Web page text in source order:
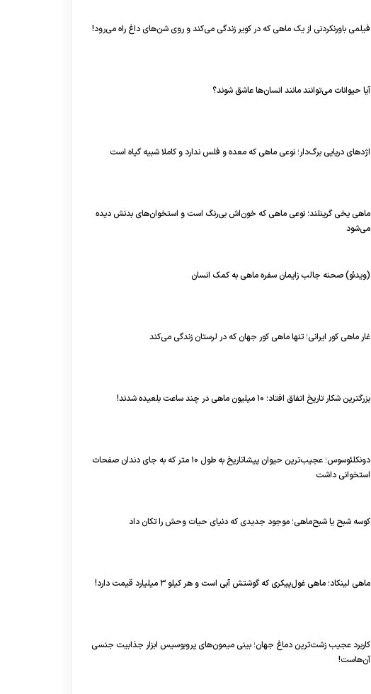
فیلمی باورنکردنی از یک ماهی که در کویر زندگی می‌کند و روی شن‌های داغ راه می‌رود!
آیا حیوانات می‌توانند مانند انسان‌ها عاشق شوند؟
اژد‌های دریایی برگ‌دار؛ نوعی ماهی که معده و فلس ندارد و کاملا شبیه گیاه است
ماهی یخی گرینلند؛ نوعی ماهی که خون‌اش بی‌رنگ است و استخوان‌های بدنش دیده
می‌شود
(ویدئو) صحنه جالب زایمان سفره ماهی به کمک انسان
غار ماهی کور ایرانی؛ تنها ماهی کور جهان که در لرستان زندگی می‌کند
بزرگترین شکار تاریخ اتفاق افتاد؛ ۱۰ میلیون ماهی در چند ساعت بلعیده شدند!
دونکلئوسوس؛ عجیب‌ترین حیوان پیشاتاریخ به طول ۱۰ متر که به جای دندان صفحات
استخوانی داشت
کوسه شبح یا شبح‌ماهی؛ موجود جدیدی که دنیای حیات وحش را تکان داد
ماهی لینکاد؛ ماهی غول‌پیکری که گوشتش آبی است و هر کیلو ۳ میلیارد قیمت دارد!
کاربرد عجیب زشت‌ترین دماغ جهان؛ بینی میمون‌های پروبوسیس ابزار جذابیت جنسی
آن‌هاست!